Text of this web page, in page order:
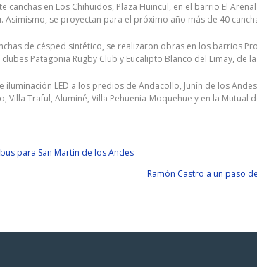
canchas en Los Chihuidos, Plaza Huincul, en el barrio El
Asimismo, se proyectan para el próximo año más de 40
de césped sintético, se realizaron obras en los barrios
Patagonia Rugby Club y Eucalipto Blanco del Limay, de
LED a los predios de Andacollo, Junín de los
Villa Traful, Aluminé, Villa Pehuenia-Moquehue y en la Mutual
para San Martin de los Andes
Ramón Castro a un paso